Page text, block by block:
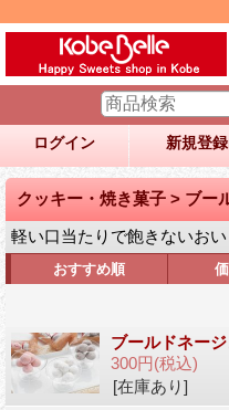
ログイン 新規登
クッキー・焼き菓子 > ブー
軽い口当たりで飽きないお
おすすめ順
ブールドネー
300円(税込)
[在庫あり]